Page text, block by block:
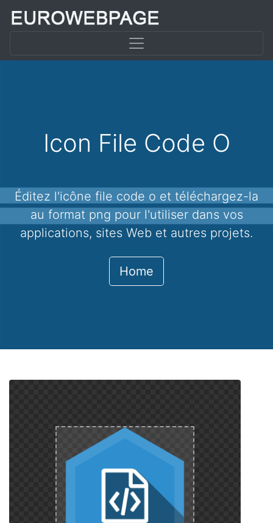
Icon File Code O
Éditez l'icône file code o et téléchargez-la
au format png pour l'utiliser dans vos
applications, sites Web et autres projets.
Home